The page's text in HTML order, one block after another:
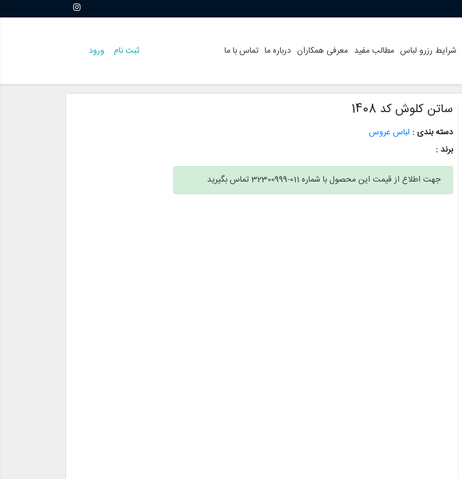
ثبت نام ورود شرایط رزرو لباس مطالب مفید معرفی همکاران درباره ما تماس با ما
ساتن کلوش کد 1408
دسته بندی : لباس عروس
برند :
جهت اطلاع از قیمت این محصول با شماره 011-32300999 تماس بگیرید